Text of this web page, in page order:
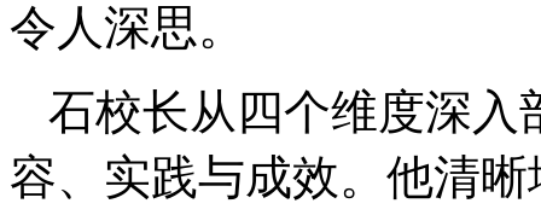
令人深思。
石校长从四个维度深入
容、实践与成效。他清